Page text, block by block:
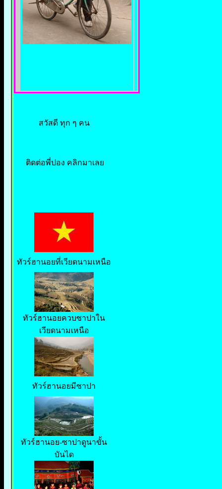
สวัสดี ทุก ๆ คน
ติดต่อพี่ปอง คลิกมาเลย
ทัวร์ฮานอยที่เวียดนามเหนือ
ทัวร์ฮานอยควบซาปาใน
เวียดนามเหนือ
ทัวร์ฮานอยมีซาปา
ทัวร์ฮานอย-ซาปาดูนาขั้น
บันได